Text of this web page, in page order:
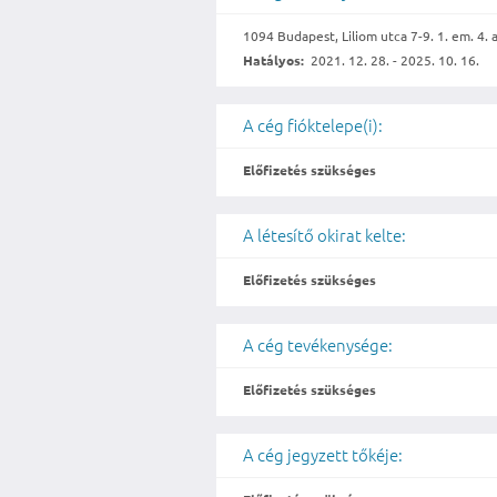
1094 Budapest, Liliom utca 7-9. 1. em. 4.
Hatályos: 2021. 12. 28. - 2025. 10. 16.
A cég fióktelepe(i):
Előfizetés szükséges
A létesítő okirat kelte:
Előfizetés szükséges
A cég tevékenysége:
Előfizetés szükséges
A cég jegyzett tőkéje: